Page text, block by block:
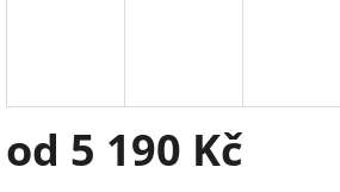
od 5 190 Kč